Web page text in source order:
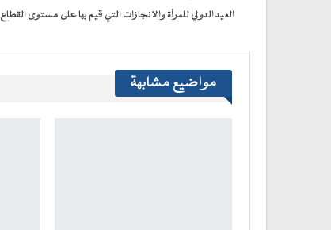
جديدة)
العيد الدولي للمرأة والانجازات التي قيم بها على مستوى القطاع
مواضيع مشابهة